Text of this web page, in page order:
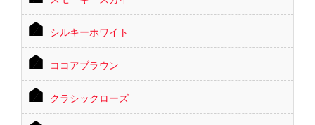
シルキーホワイト
ココアブラウン
クラシックローズ